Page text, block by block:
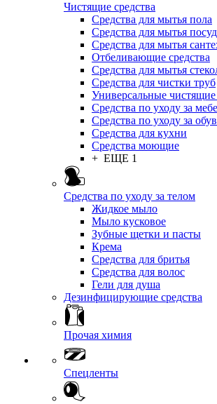
Чистящие средства
Средства для мытья пола
Средства для мытья
Средства для мытья
Отбеливающие средства
Средства для мытья
Средства для чистки труб
Универсальные чистящие
Средства по уходу за
Средства по уходу за
Средства для кухни
Средства моющие
+ ЕЩЕ 1
Средства по уходу за телом
Жидкое мыло
Мыло кусковое
Зубные щетки и пасты
Крема
Средства для бритья
Средства для волос
Гели для душа
Дезинфицирующие средства
Прочая химия
Спецленты